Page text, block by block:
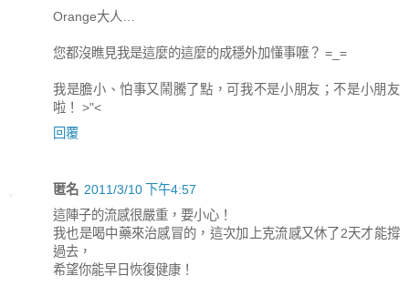
Orange大人…
您都沒瞧見我是這麼的這麼的成穩外加懂事嚒？ =_=
我是膽小、怕事又鬧騰了點，可我不是小朋友；不是小朋友
啦！ >"<
回覆
匿名 2011/3/10 下午4:57
這陣子的流感很嚴重，要小心！
我也是喝中藥來治感冒的，這次加上克流感又休了2天才能撐
過去，
希望你能早日恢復健康！